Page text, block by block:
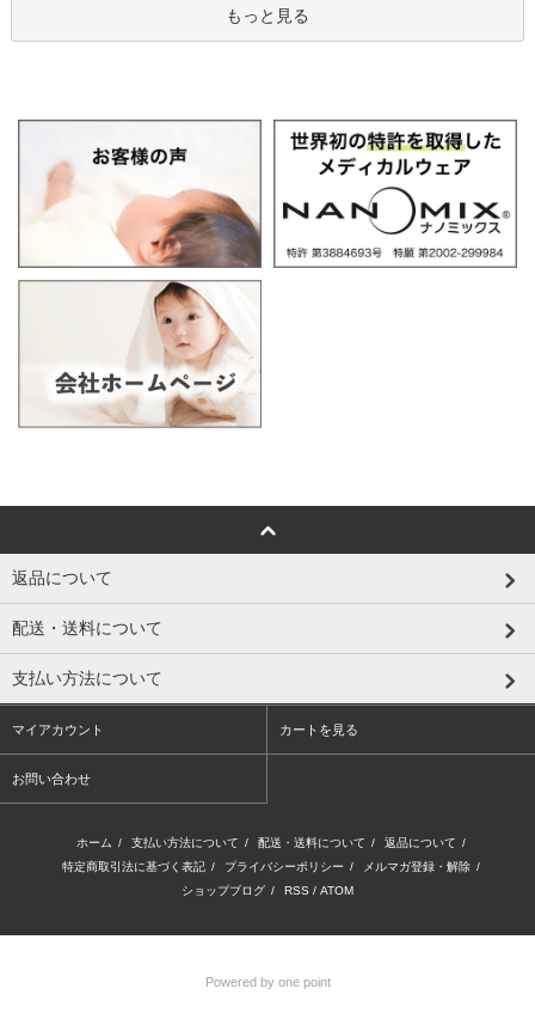
もっと見る
返品について
配送・送料について
支払い方法について
マイアカウント カートを見る
お問い合わせ
ホーム / 支払い方法について / 配送・送料について / 返品について /
特定商取引法に基づく表記 / プライバシーポリシー / メルマガ登録・解除 /
ショップブログ / RSS / ATOM
Powered by one point